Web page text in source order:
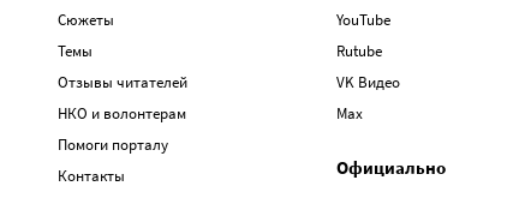
Сюжеты
Темы
Отзывы читателей
НКО и волонтерам
Помоги порталу
Контакты
YouTube
Rutube
VK Видео
Max
Официально